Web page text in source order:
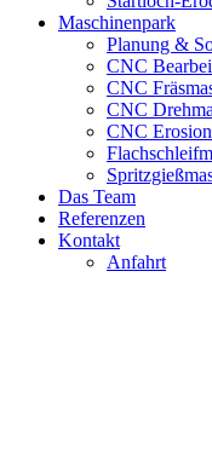
Maschinenpark
Planung &
CNC
CNC
CNC
CNC
Das Team
Referenzen
Kontakt
Anfahrt